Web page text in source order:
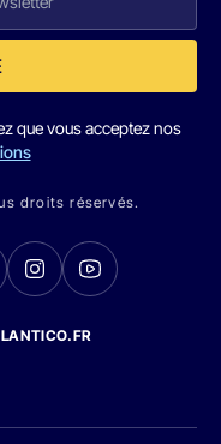
que vous acceptez nos
droits réservés.